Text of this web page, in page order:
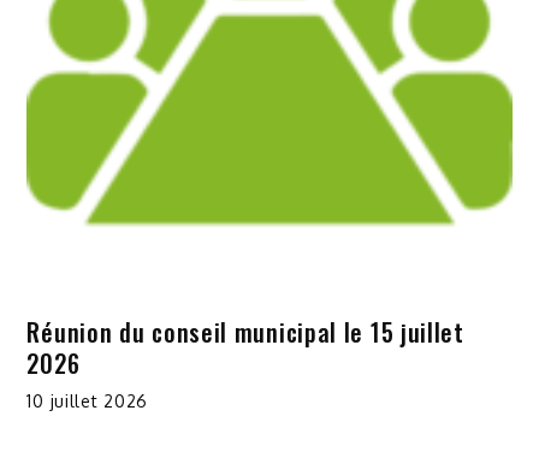
Réunion du conseil municipal le 15 juillet
2026
10 juillet 2026